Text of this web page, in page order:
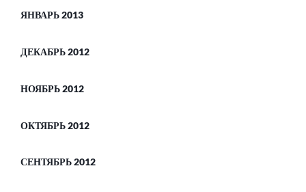
ЯНВАРЬ 2013
ДЕКАБРЬ 2012
НОЯБРЬ 2012
ОКТЯБРЬ 2012
СЕНТЯБРЬ 2012